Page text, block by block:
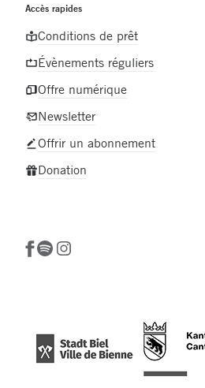
Accès rapides
Conditions de prêt
Évènements réguliers
Offre numérique
Newsletter
Offrir un abonnement
Donation